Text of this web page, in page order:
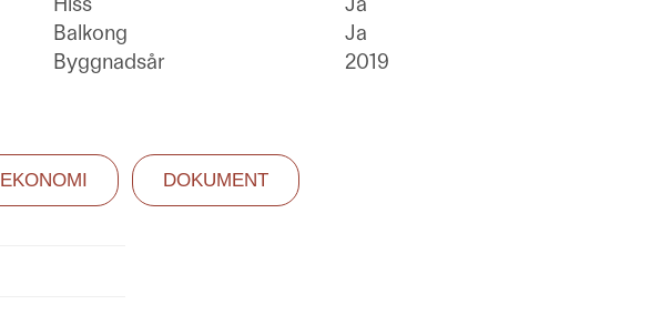
Balkong
Ja
Byggnadsår
2019
EKONOMI DOKUMENT